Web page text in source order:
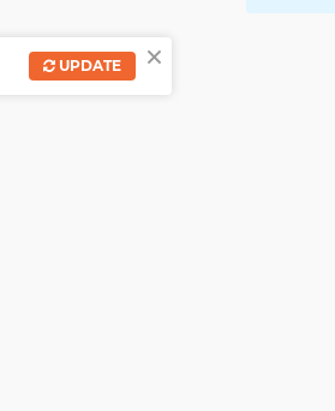
×
UPDATE